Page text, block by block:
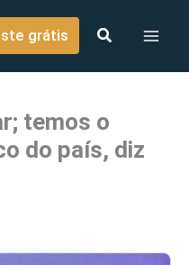
grátis
temos o
do país, diz